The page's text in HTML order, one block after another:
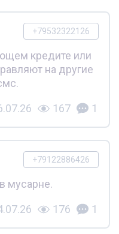
+79532322126
кредите или
на другие
167 1
+79122886426
мусарне.
176 1